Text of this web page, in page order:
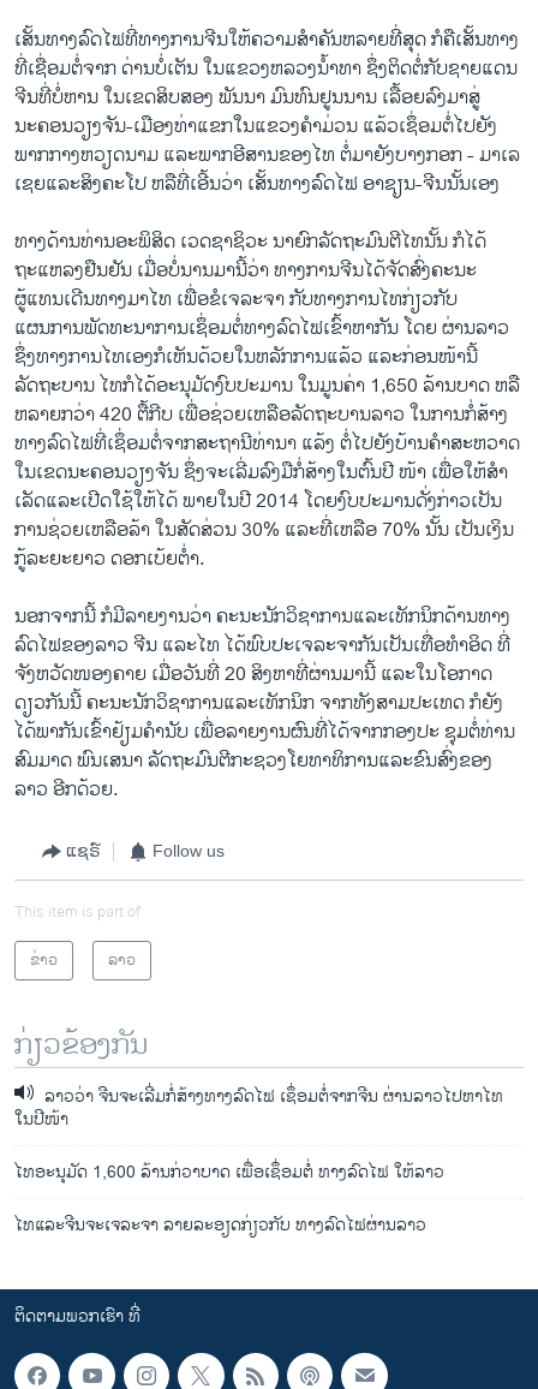
ເສັ້ນທາງລົດໄຟທີ່ທາງການຈີນໃຫ້ຄວາມສໍາຄັນຫລາຍທີ່ສຸດ ກໍຄືເສັ້ນທາງ
ທີ່ເຊື່ອມຕໍ່ຈາກ ດ່ານບໍ່ເຕັນ ໃນແຂວງຫລວງນໍ້າທາ ຊຶ່ງຕິດຕໍ່ກັບຊາຍແດນ
ຈີນທີ່ບໍ່ຫານ ໃນເຂດສິບສອງ ພັນນາ ມົນທົນຢູນນານ ເລື້ອຍລົງມາສູ່
ນະຄອນວຽງຈັນ-ເມືອງທ່າແຂກໃນແຂວງຄໍາມ່ວນ ແລ້ວເຊຶ່ອມຕໍ່ໄປຍັງ
ພາກກາງຫວຽດນາມ ແລະພາກອີສານຂອງໄທ ຕໍ່ມາຍັງບາງກອກ - ມາເລ
ເຊຍແລະສິງຄະໂປ ຫລືທີ່ເອີ້ນວ່າ ເສັ້ນທາງລົດໄຟ ອາຊຽນ-ຈີນນັ້ນເອງ
ທາງດ້ານທ່ານອະພິສິດ ເວດຊາຊິວະ ນາຍົກລັດຖະມົນຕີໄທນັ້ນ ກໍໄດ້
ຖະແຫລງຢືນຢັນ ເມື່ອບໍ່ນານມານີ້ວ່າ ທາງການຈີນໄດ້ຈັດສົ່ງຄະນະ
ຜູ້ແທນເດີນທາງມາໄທ ເພື່ອຂໍເຈລະຈາ ກັບທາງການໄທກ່ຽວກັບ
ແຜນການພັດທະນາການເຊຶ່ອມຕໍ່ທາງລົດໄຟເຂົ້າຫາກັນ ໂດຍ ຜ່ານລາວ
ຊຶ່ງທາງການໄທເອງກໍເຫັນດ້ວຍໃນຫລັກການແລ້ວ ແລະກ່ອນໜ້ານີ້
ລັດຖະບານ ໄທກໍໄດ້ອະນຸມັດງົບປະມານ ໃນມູນຄ່າ 1,650 ລ້ານບາດ ຫລື
ຫລາຍກວ່າ 420 ຕື້ກີບ ເພື່ອຊ່ວຍເຫລືອລັດຖະບານລາວ ໃນການກໍ່ສ້າງ
ທາງລົດໄຟທີ່ເຊຶ່ອມຕໍ່ຈາກສະຖານີທ່ານາ ແລ້ງ ຕໍ່ໄປຍັງບ້ານຄໍາສະຫວາດ
ໃນເຂດນະຄອນວຽງຈັນ ຊຶ່ງຈະເລີ່ມລົງມືກໍ່ສ້າງໃນຕົ້ນປີ ໜ້າ ເພື່ອໃຫ້ສໍາ
ເລັດແລະເປີດໃຊ້ໃຫ້ໄດ້ ພາຍໃນປີ 2014 ໂດຍງົບປະມານດັ່ງກ່າວເປັນ
ການຊ່ວຍເຫລືອລ້າ ໃນສັດສ່ວນ 30% ແລະທີ່ເຫລືອ 70% ນັ້ນ ເປັນເງິນ
ກູ້ລະຍະຍາວ ດອກເບ້ຍຕໍ່າ.
ນອກຈາກນີ້ ກໍມີລາຍງານວ່າ ຄະນະນັກວິຊາການແລະເທັກນິກດ້ານທາງ
ລົດໄຟຂອງລາວ ຈີນ ແລະໄທ ໄດ້ພົບປະເຈລະຈາກັນເປັນເທື່ອທຳອິດ ທີ່
ຈັງຫວັດໜອງຄາຍ ເມື່ອວັນທີ່ 20 ສິງຫາທີ່ຜ່ານມານີ້ ແລະໃນໂອກາດ
ດຽວກັນນີ້ ຄະນະນັກວິຊາການແລະເທັກນິກ ຈາກທັງສາມປະເທດ ກໍຍັງ
ໄດ້ພາກັນເຂົ້າຢ້ຽມຄໍານັບ ເພື່ອລາຍງານຜົນທີ່ໄດ້ຈາກກອງປະ ຊຸມຕໍ່ທ່ານ
ສົມມາດ ພົນເສນາ ລັດຖະມົນຕີກະຊວງໂຍທາທິການແລະຂົນສົ່ງຂອງ
ລາວ ອີກດ້ວຍ.
ແຊຣ໌ Follow us
This item is part of
ຂ່າວ
ລາວ
ກ່ຽວຂ້ອງກັນ
ລາວວ່າ ຈີນຈະເລີ່ມກໍ່ສ້າງທາງລົດໄຟ ເຊຶ່ອມຕໍ່ຈາກຈີນ ຜ່ານລາວໄປຫາໄທ
ໃນປີໜ້າ
ໄທອະນຸມັດ 1,600 ລ້ານກ່ວາບາດ ເພື່ອເຊຶ່ອມຕໍ່ ທາງລົດໄຟ ໃຫ້ລາວ
ໄທ​ແລະ​ຈີນ​ຈະ​​ເຈລະຈາ ລາຍລະອຽດກ່ຽວກັບ ທາງລົດໄຟຜ່ານລາວ
ຕິດຕາມພວກເຮົາ ທີ່